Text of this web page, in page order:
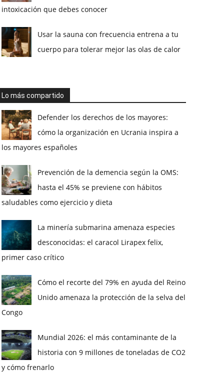
intoxicación que debes conocer
Usar la sauna con frecuencia entrena a tu
cuerpo para tolerar mejor las olas de calor
Lo más compartido
Defender los derechos de los mayores:
cómo la organización en Ucrania inspira a
los mayores españoles
Prevención de la demencia según la OMS:
hasta el 45% se previene con hábitos
saludables como ejercicio y dieta
La minería submarina amenaza especies
desconocidas: el caracol Lirapex felix,
primer caso crítico
Cómo el recorte del 79% en ayuda del Reino
Unido amenaza la protección de la selva del
Congo
Mundial 2026: el más contaminante de la
historia con 9 millones de toneladas de CO2
y cómo frenarlo